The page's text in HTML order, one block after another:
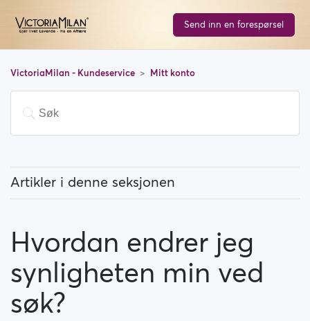
Send inn en forespørsel
VictoriaMilan - Kundeservice Mitt konto
Artikler i denne seksjonen
Hvordan endrer jeg passordet mitt?
Hvordan endrer profilinformasjonen min?
Hvordan endrer jeg kjønn/legning?
Hvordan endrer jeg
synligheten min ved
søk?